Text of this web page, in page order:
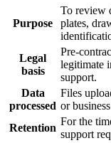
Purpose
To review
plates,
Legal
basis
Pre-
legitimate
support.
Data
processed
Files
or
Retention
For the
support